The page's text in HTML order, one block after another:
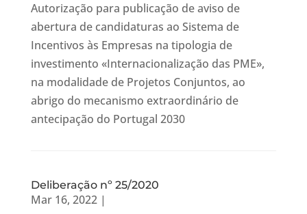
Autorização para publicação de aviso de
abertura de candidaturas ao Sistema de
Incentivos às Empresas na tipologia de
investimento «Internacionalização das PME»,
na modalidade de Projetos Conjuntos, ao
abrigo do mecanismo extraordinário de
antecipação do Portugal 2030
Deliberação nº 25/2020
Mar 16, 2022|